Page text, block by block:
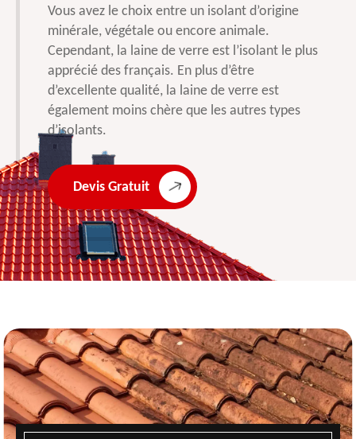
Vous avez le choix entre un isolant d’origine
minérale, végétale ou encore animale.
Cependant, la laine de verre est l’isolant le plus
apprécié des français. En plus d’être
d’excellente qualité, la laine de verre est
également moins chère que les autres types
d’isolants.
Devis Gratuit